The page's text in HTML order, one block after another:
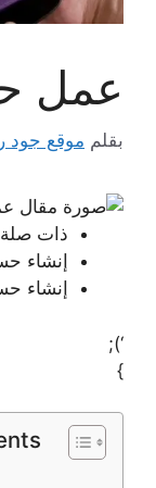
عمل
بقلم موقع جود
ذات صلة
إنشاء
إنشاء
‘);
}